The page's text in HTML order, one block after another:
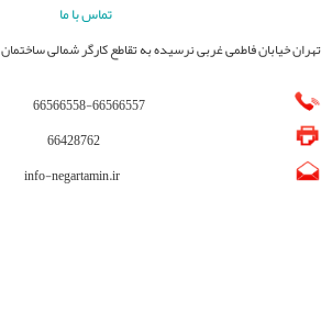
تماس با ما
تهران خیابان فاطمی غربی نرسیده به تقاطع کارگر شمالی ساختمان ۱۹۴ طبقه ۵ واحد ۱۱
66566558-66566557
66428762
info-negartamin.ir